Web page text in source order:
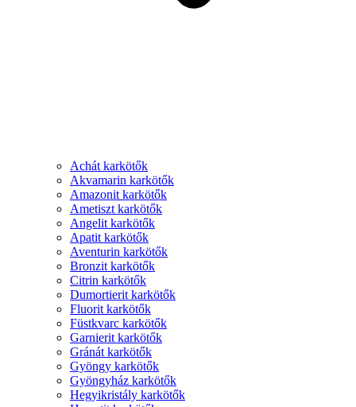
Achát karkötők
Akvamarin karkötők
Amazonit karkötők
Ametiszt karkötők
Angelit karkötők
Apatit karkötők
Aventurin karkötők
Bronzit karkötők
Citrin karkötők
Dumortierit karkötők
Fluorit karkötők
Füstkvarc karkötők
Garnierit karkötők
Gránát karkötők
Gyöngy karkötők
Gyöngyház karkötők
Hegyikristály karkötők